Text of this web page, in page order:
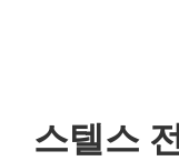
스텔스